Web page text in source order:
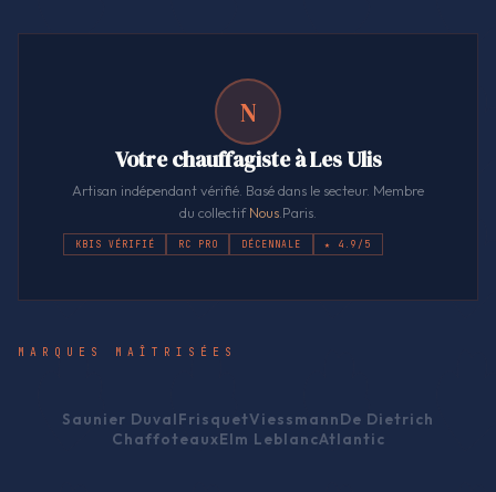
N
Votre chauffagiste à Les Ulis
Artisan indépendant vérifié. Basé dans le secteur. Membre
du collectifNous .Paris.
KBIS VÉRIFIÉ RC PRO DÉCENNALE ★ 4.9/5
MARQUES MAÎTRISÉES
Saunier DuvalFrisquetViessmannDe Dietrich
ChaffoteauxElm LeblancAtlantic